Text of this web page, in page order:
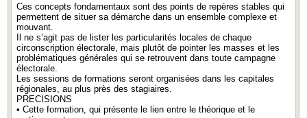
Ces concepts fondamentaux sont des points de repères stables qui
permettent de situer sa démarche dans un ensemble complexe et
mouvant.
Il ne s’agit pas de lister les particularités locales de chaque
circonscription électorale, mais plutôt de pointer les masses et les
problématiques générales qui se retrouvent dans toute campagne
électorale.
Les sessions de formations seront organisées dans les capitales
régionales, au plus près des stagiaires.
PRECISIONS
• Cette formation, qui présente le lien entre le théorique et le